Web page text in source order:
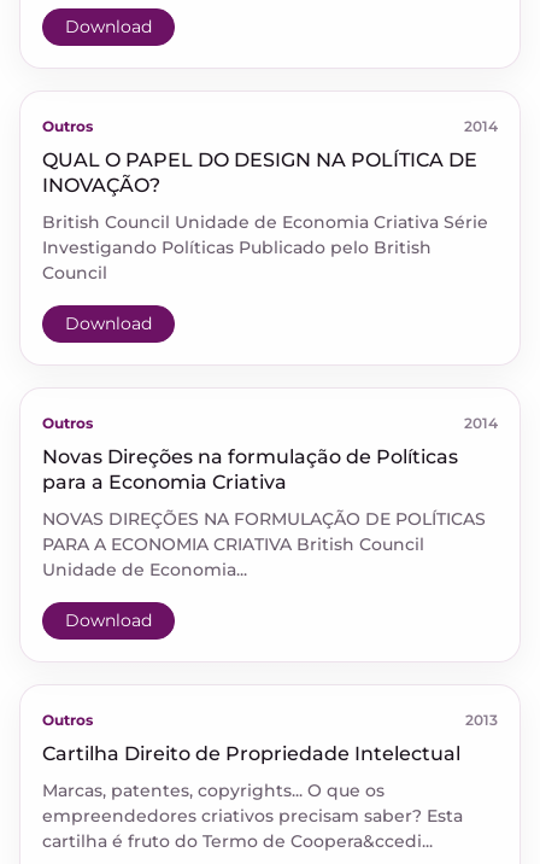
Download
Outros 2014
QUAL O PAPEL DO DESIGN NA POLÍTICA DE
INOVAÇÃO?
British Council Unidade de Economia Criativa Série
Investigando Políticas Publicado pelo British
Council
Download
Outros 2014
Novas Direções na formulação de Políticas
para a Economia Criativa
NOVAS DIREÇÕES NA FORMULAÇÃO DE POLÍTICAS
PARA A ECONOMIA CRIATIVA British Council
Unidade de Economia...
Download
Outros 2013
Cartilha Direito de Propriedade Intelectual
Marcas, patentes, copyrights... O que os
empreendedores criativos precisam saber? Esta
cartilha é fruto do Termo de Coopera&ccedi...